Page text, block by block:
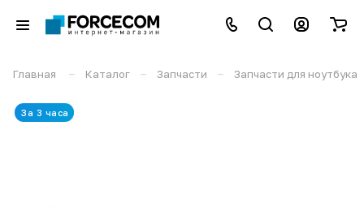
Главная – Каталог – Запчасти – Запчасти для ноутбука
За 3 часа